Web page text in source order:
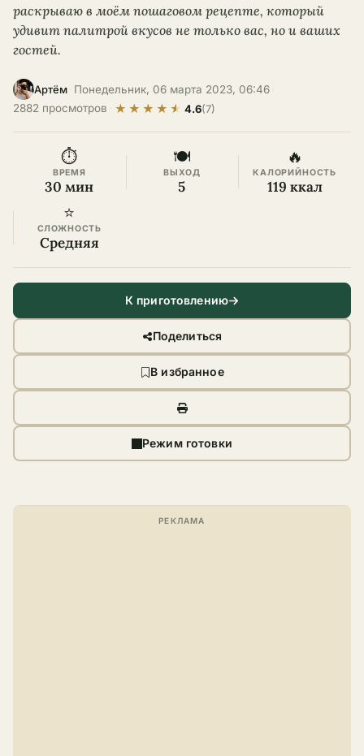
раскрываю в моём пошаговом рецепте, который
удивит палитрой вкусов не только вас, но и ваших
гостей.
Артём Понедельник, 06 марта 2023, 06:46
2882 просмотров
★ ★ ★ ★ ★ 4.6(7)
⏱
ВРЕМЯ
30 мин
🍽
ВЫХОД
5
🔥
КАЛОРИЙНОСТЬ
119 ккал
⭐
СЛОЖНОСТЬ
Средняя
К приготовлению
Поделиться
В избранное
Режим готовки